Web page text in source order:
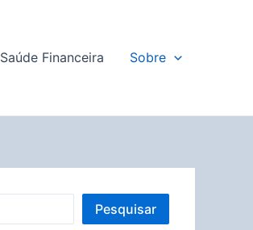
Saúde Financeira Sobre
Pesquisar